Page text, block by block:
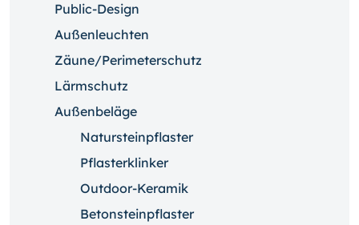
Public-Design
Außenleuchten
Zäune/Perimeterschutz
Lärmschutz
Außenbeläge
Natursteinpflaster
Pflasterklinker
Outdoor-Keramik
Betonsteinpflaster